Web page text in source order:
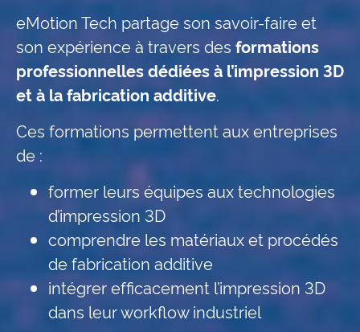
eMotion Tech partage son savoir-faire et
son expérience à travers des formations
professionnelles dédiées à l’impression 3D
et à la fabrication additive.
Ces formations permettent aux entreprises
de :
former leurs équipes aux technologies
d’impression 3D
comprendre les matériaux et procédés
de fabrication additive
intégrer efficacement l’impression 3D
dans leur workflow industriel